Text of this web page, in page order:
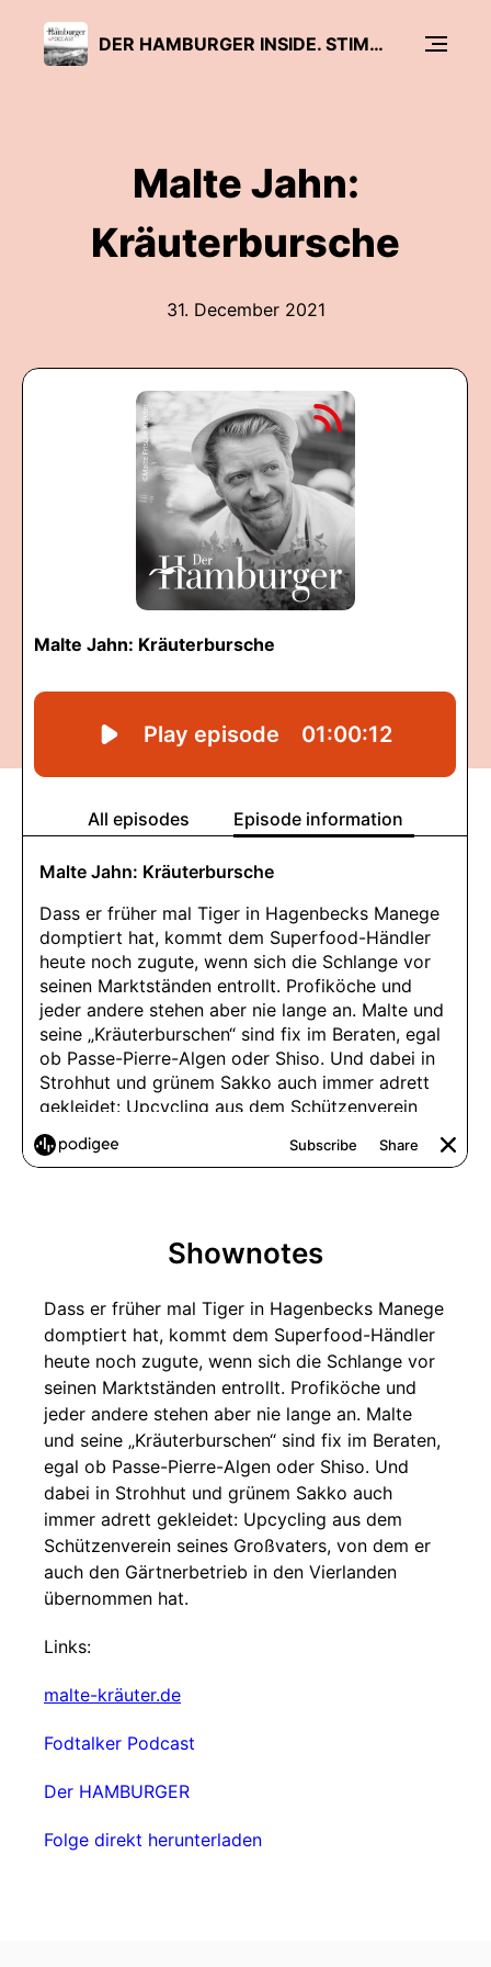
DER HAMBURGER INSIDE. STIMMEN DIESER STADT
Malte Jahn:
Kräuterbursche
31. December 2021
Shownotes
Dass er früher mal Tiger in Hagenbecks Manege
domptiert hat, kommt dem Superfood-Händler
heute noch zugute, wenn sich die Schlange vor
seinen Marktständen entrollt. Profiköche und
jeder andere stehen aber nie lange an. Malte
und seine „Kräuterburschen“ sind fix im Beraten,
egal ob Passe-Pierre-Algen oder Shiso. Und
dabei in Strohhut und grünem Sakko auch
immer adrett gekleidet: Upcycling aus dem
Schützenverein seines Großvaters, von dem er
auch den Gärtnerbetrieb in den Vierlanden
übernommen hat.
Links:
malte-kräuter.de
Fodtalker Podcast
Der HAMBURGER
Folge direkt herunterladen